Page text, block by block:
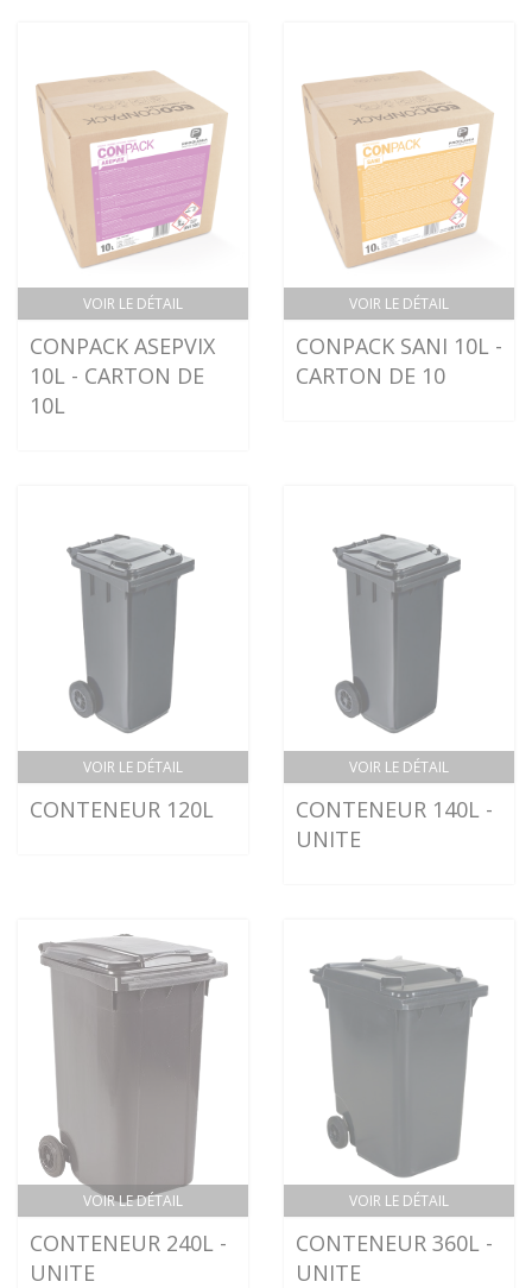
VOIR LE DÉTAIL
CONPACK ASEPVIX
10L - CARTON DE
10L
VOIR LE DÉTAIL
CONPACK SANI 10L -
CARTON DE 10
VOIR LE DÉTAIL
CONTENEUR 120L
VOIR LE DÉTAIL
CONTENEUR 140L -
UNITE
VOIR LE DÉTAIL
CONTENEUR 240L -
UNITE
VOIR LE DÉTAIL
CONTENEUR 360L -
UNITE